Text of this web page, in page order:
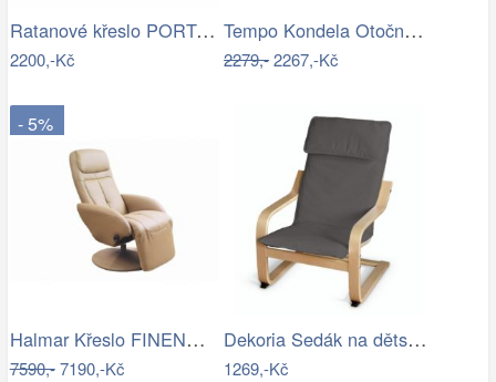
Ratanové křeslo PORTORIKO - světlý med
2200,-Kč
Tempo Kondela Otočné křeslo DALIO -…
2279,-2267,-Kč
- 5%
Halmar Křeslo FINENO béžová V-CH-OPTIMA…
7590,-7190,-Kč
Dekoria Sedák na dětské křeslo IKEA…
1269,-Kč